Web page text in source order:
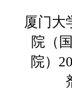
厦门大
院（
院）